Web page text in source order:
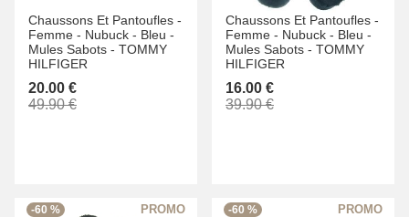
Chaussons Et Pantoufles -
Femme - Nubuck - Bleu -
Mules Sabots - TOMMY
HILFIGER
20.00 €
49.90 €
Chaussons Et Pantoufles -
Femme - Nubuck - Bleu -
Mules Sabots - TOMMY
HILFIGER
16.00 €
39.90 €
-60 % -60 %